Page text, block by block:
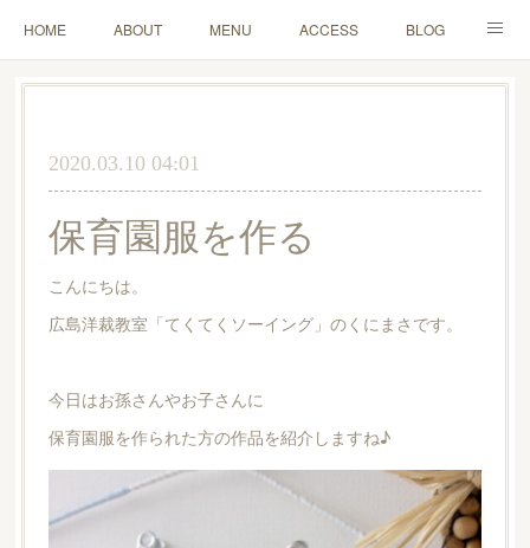
HOME ABOUT MENU ACCESS BLOG
MAIL
2020.03.10 04:01
保育園服を作る
こんにちは。
広島洋裁教室「てくてくソーイング」のくにまさです。
今日はお孫さんやお子さんに
保育園服を作られた方の作品を紹介しますね♪